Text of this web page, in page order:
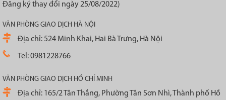
Đăng ký thay đổi ngày 25/08/2022)
VĂN PHÒNG GIAO DỊCH HÀ NỘI
Địa chỉ: 524 Minh Khai, Hai Bà Trưng, Hà Nội
Tel: 0981228766
VĂN PHÒNG GIAO DỊCH HỒ CHÍ MINH
Địa chỉ: 165/2 Tân Thắng, Phường Tân Sơn Nhì, Thành phố Hồ